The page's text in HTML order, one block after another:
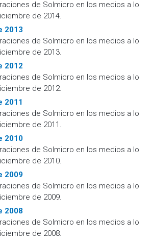
de Solmicro en los medios a lo
de 2014.
2013
de Solmicro en los medios a lo
de 2013.
2012
de Solmicro en los medios a lo
de 2012.
2011
de Solmicro en los medios a lo
de 2011.
2010
de Solmicro en los medios a lo
de 2010.
2009
de Solmicro en los medios a lo
de 2009.
2008
de Solmicro en los medios a lo
de 2008.